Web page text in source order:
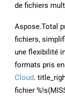
de fichiers
Aspose.Total
fichiers,
une flexibilité
formats pris
Cloud.
fichier